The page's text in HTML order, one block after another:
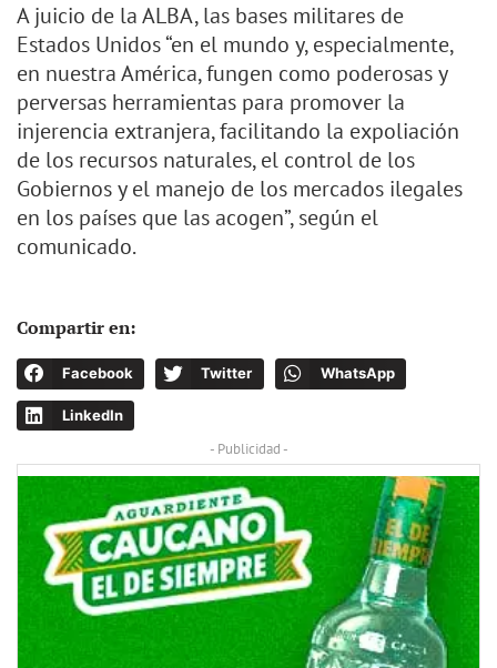
A juicio de la ALBA, las bases militares de
Estados Unidos “en el mundo y, especialmente,
en nuestra América, fungen como poderosas y
perversas herramientas para promover la
injerencia extranjera, facilitando la expoliación
de los recursos naturales, el control de los
Gobiernos y el manejo de los mercados ilegales
en los países que las acogen”, según el
comunicado.
Compartir en:
Facebook Twitter WhatsApp
LinkedIn
- Publicidad -